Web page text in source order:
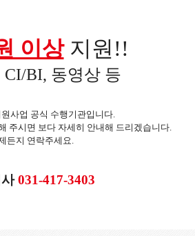
이상 지원!!
BI, 동영상 등
사업 공식 수행기관입니다.
주시면 보다 자세히 안내해 드리겠습니다.
든지 연락주세요.
031-417-3403